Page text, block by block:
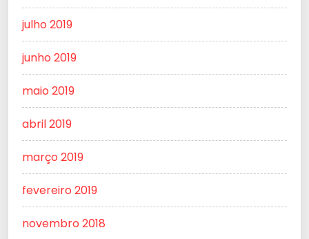
julho 2019
junho 2019
maio 2019
abril 2019
março 2019
fevereiro 2019
novembro 2018